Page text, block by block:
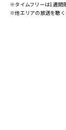
※タイムフリーは1週間
※他エリアの放送を聴く